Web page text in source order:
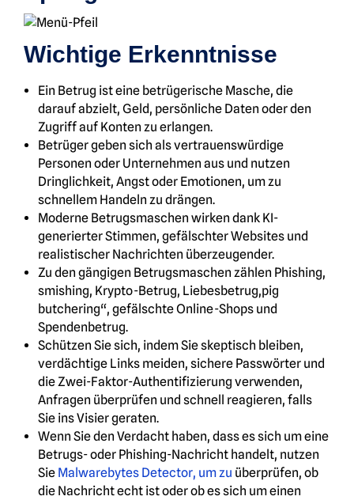
Wichtige Erkenntnisse
Ein Betrug ist eine betrügerische Masche, die
darauf abzielt, Geld, persönliche Daten oder den
Zugriff auf Konten zu erlangen.
Betrüger geben sich als vertrauenswürdige
Personen oder Unternehmen aus und nutzen
Dringlichkeit, Angst oder Emotionen, um zu
schnellem Handeln zu drängen.
Moderne Betrugsmaschen wirken dank KI-
generierter Stimmen, gefälschter Websites und
realistischer Nachrichten überzeugender.
Zu den gängigen Betrugsmaschen zählen Phishing,
smishing, Krypto-Betrug, Liebesbetrug,pig
butchering“, gefälschte Online-Shops und
Spendenbetrug.
Schützen Sie sich, indem Sie skeptisch bleiben,
verdächtige Links meiden, sichere Passwörter und
die Zwei-Faktor-Authentifizierung verwenden,
Anfragen überprüfen und schnell reagieren, falls
Sie ins Visier geraten.
Wenn Sie den Verdacht haben, dass es sich um eine
Betrugs- oder Phishing-Nachricht handelt, nutzen
Sie Malwarebytes Detector, um zu überprüfen, ob
die Nachricht echt ist oder ob es sich um einen